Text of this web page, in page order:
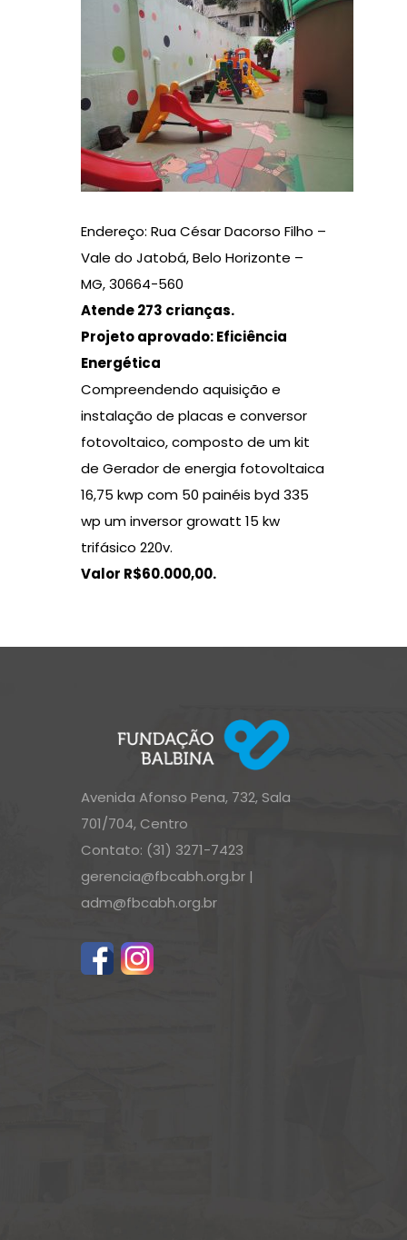
Endereço: Rua César Dacorso Filho –
Vale do Jatobá, Belo Horizonte –
MG, 30664-560
Atende 273 crianças.
Projeto aprovado: Eficiência
Energética
Compreendendo aquisição e
instalação de placas e conversor
fotovoltaico, composto de um kit
de Gerador de energia fotovoltaica
16,75 kwp com 50 painéis byd 335
wp um inversor growatt 15 kw
trifásico 220v.
Valor R$60.000,00.
Avenida Afonso Pena, 732, Sala
701/704, Centro
Contato: (31) 3271-7423
gerencia@fbcabh.org.br |
adm@fbcabh.org.br